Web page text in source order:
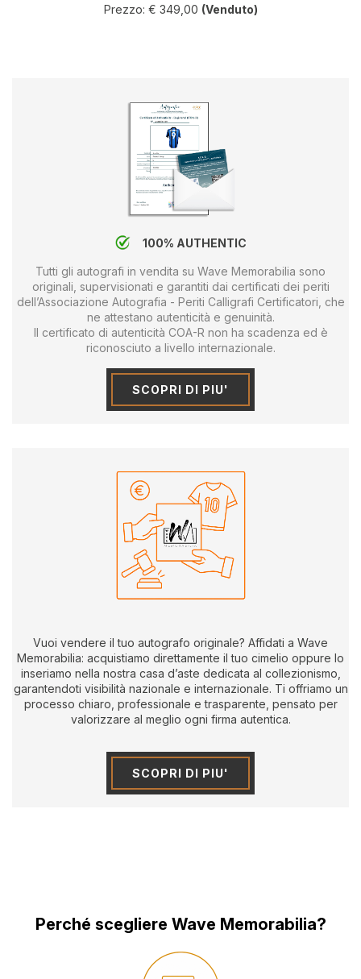
Prezzo: € 349,00 (Venduto)
100% AUTHENTIC
Tutti gli autografi in vendita su Wave Memorabilia sono
originali, supervisionati e garantiti dai certificati dei periti
dell’Associazione Autografia - Periti Calligrafi Certificatori, che
ne attestano autenticità e genuinità.
Il certificato di autenticità COA-R non ha scadenza ed è
riconosciuto a livello internazionale.
SCOPRI DI PIU'
Vuoi vendere il tuo autografo originale? Affidati a Wave
Memorabilia: acquistiamo direttamente il tuo cimelio oppure lo
inseriamo nella nostra casa d’aste dedicata al collezionismo,
garantendoti visibilità nazionale e internazionale. Ti offriamo un
processo chiaro, professionale e trasparente, pensato per
valorizzare al meglio ogni firma autentica.
SCOPRI DI PIU'
Perché scegliere Wave Memorabilia?